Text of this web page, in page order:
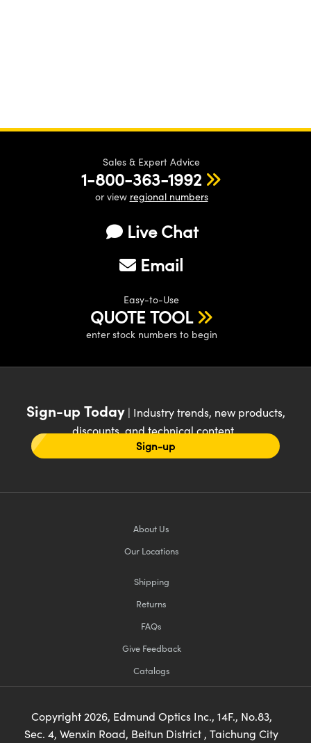
Sales & Expert Advice
1-800-363-1992
or view regional numbers
Live Chat
Email
Easy-to-Use
QUOTE TOOL
enter stock numbers to begin
Sign-up Today| Industry trends, new products,
discounts, and technical content
Sign-up
About Us
Our Locations
Shipping
Returns
FAQs
Give Feedback
Catalogs
Copyright 2026, Edmund Optics Inc., 14F., No.83,
Sec. 4, Wenxin Road, Beitun District , Taichung City